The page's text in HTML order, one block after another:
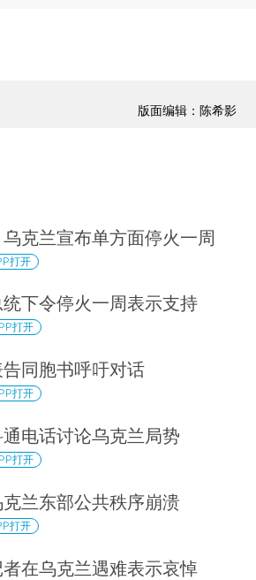
版面编辑：陈希影
乌克兰宣布单方面停火一周
打开
下令停火一周表示支持
打开
同胞书呼吁对话
打开
电话讨论乌克兰局势
打开
兰东部公共秩序崩溃
打开
在乌克兰遇难表示哀悼